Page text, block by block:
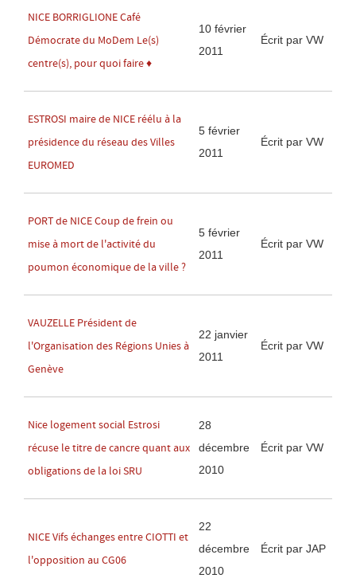
NICE BORRIGLIONE Café
Démocrate du MoDem Le(s)
centre(s), pour quoi faire ♦
10 février
2011
Écrit par VW
ESTROSI maire de NICE réélu à la
présidence du réseau des Villes
EUROMED
5 février
2011
Écrit par VW
PORT de NICE Coup de frein ou
mise à mort de l'activité du
poumon économique de la ville ?
5 février
2011
Écrit par VW
VAUZELLE Président de
l'Organisation des Régions Unies à
Genève
22 janvier
2011
Écrit par VW
Nice logement social Estrosi
récuse le titre de cancre quant aux
obligations de la loi SRU
28
décembre
2010
Écrit par VW
NICE Vifs échanges entre CIOTTI et
l'opposition au CG06
22
décembre
2010
Écrit par JAP